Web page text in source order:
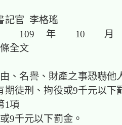
格瑤
109 年 10 月
全文
、名譽、財產之事恐嚇他
期徒刑、拘役或9千元以下
1項
9千元以下罰金。